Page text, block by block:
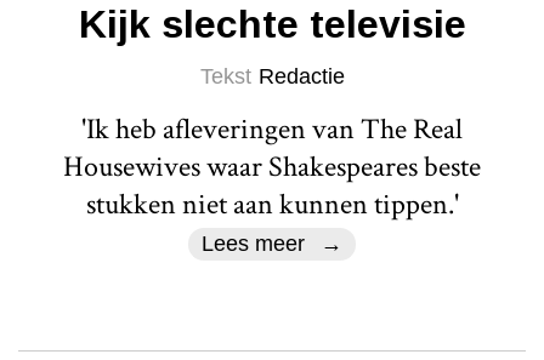
Kijk slechte televisie
Tekst Redactie
'Ik heb afleveringen van The Real
Housewives waar Shakespeares beste
stukken niet aan kunnen tippen.'
Lees meer